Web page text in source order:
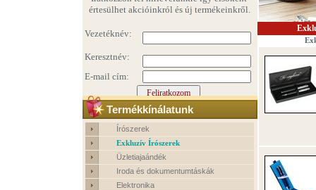
értesülhet akcióinkról és új termékeinkről.
Termékkínálatunk
Írószerek
Exkluzív Írószerek
Üzletiajaándék
Iroda és dokumentumtáskák
Elektronika